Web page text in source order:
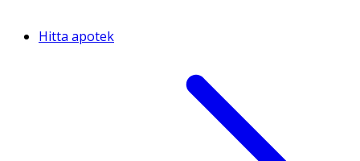
Hitta apotek